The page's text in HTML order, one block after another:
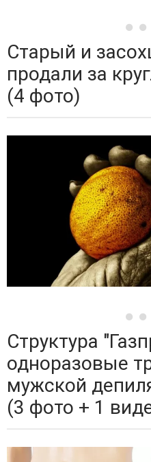
Старый и
продали за
(4 фото)
Структура
одноразовые
мужской
(3 фото + 1